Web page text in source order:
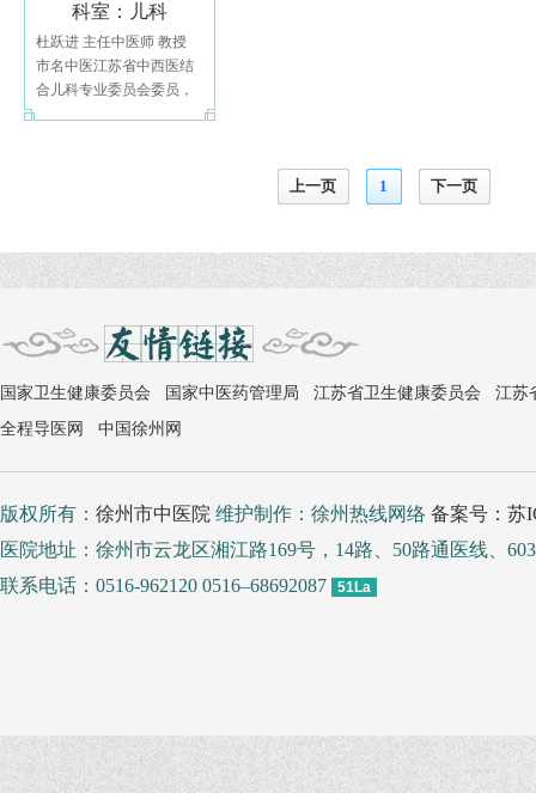
科室：儿科
杜跃进 主任中医师 教授
市名中医江苏省中西医结
合儿科专业委员会委员，
上一页 1 下一页
国家卫生健康委员会 国家中医药管理局 江苏省卫生健康委员会
江苏
全程导医网
中国徐州网
版权所有： 徐州市中医院 维护制作：徐州热线网络 备案号：苏
医院地址：徐州市云龙区湘江路169号，14路、50路通医线、
联系电话：0516-962120 0516–68692087
51La